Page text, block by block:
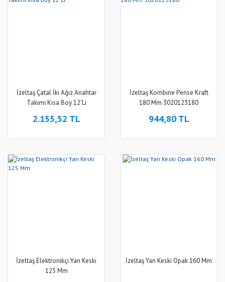
İzeltaş Çatal İki Ağız Anahtar
Takımı Kısa Boy 12'Li
2.155,52 TL
İzeltaş Kombine Pense Kraft
180 Mm 3020123180
944,80 TL
İzeltaş Elektronikçi Yan Keski
125 Mm
İzeltaş Yan Keski Opak 160 Mm